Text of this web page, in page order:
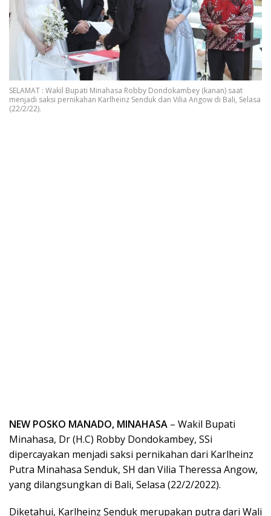
SELAMAT : Wakil Bupati Minahasa Robby Dondokambey (kanan) saat
menjadi saksi pernikahan Karlheinz Senduk dan Vilia Angow di Bali, Selasa
(22/2/22).
NEW POSKO MANADO, MINAHASA – Wakil Bupati
Minahasa, Dr (H.C) Robby Dondokambey, SSi
dipercayakan menjadi saksi pernikahan dari Karlheinz
Putra Minahasa Senduk, SH dan Vilia Theressa Angow,
yang dilangsungkan di Bali, Selasa (22/2/2022).
Diketahui, Karlheinz Senduk merupakan putra dari Wali